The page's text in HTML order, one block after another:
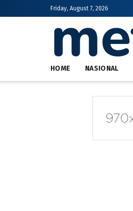
Friday, August 7, 2026
HOME NASIONAL